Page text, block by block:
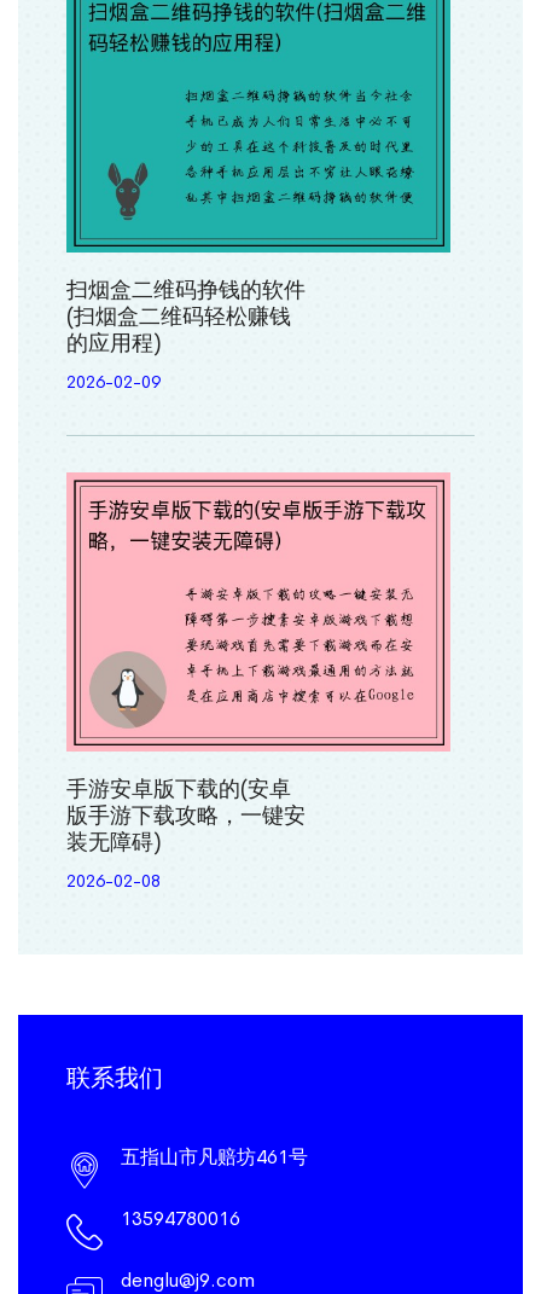
扫烟盒二维码挣钱的软件
(扫烟盒二维码轻松赚钱
的应用程)
2026-02-09
手游安卓版下载的(安卓
版手游下载攻略，一键安
装无障碍)
2026-02-08
联系我们
五指山市凡赔坊461号
13594780016
denglu@j9.com